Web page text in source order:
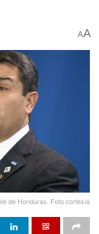
AA
de Honduras. Foto cortesía